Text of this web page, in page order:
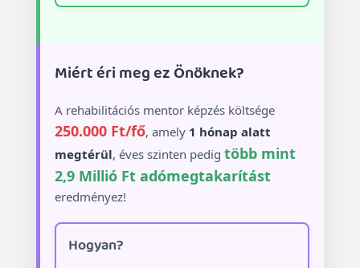
Miért éri meg ez Önöknek?
A rehabilitációs mentor képzés költsége
250.000 Ft/fő, amely 1 hónap alatt
megtérül, éves szinten pedig több mint
2,9 Millió Ft adómegtakarítást
eredményez!
Hogyan?